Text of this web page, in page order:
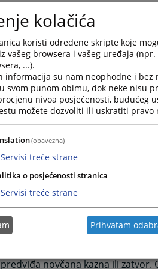
ovih uvjerenja i potvrda
sudskoj taksi.
molbe može se dobiti na šalteru
molbe za potvrde i uvjerenja
gdje se i podižu.
o nevođenju prekršajnog
dokazujete da proti Vas
postupka od strane
Zahtjeva za izdavanje uvjerenja
suda u Foči.
o zabrani obavljanja djelatnosti
dokazujete da proti Vas
određene djelatnosti.Obrazac
na Informacionom pultu u zgradi
o nevođenju krivičnog
dokazujete da protiv
snagu, a ni izrečena
novčana kazna ili zatvor.
kolačića
koristi određene skripte koje
vašeg browsera i vašeg uređaja
...).
informacija su nam neophodne i
svom punom obimu, dok neke nisu
nivoa posjećenosti, budućeg
možete dozvoliti ili uskratiti
(obavezna)
Servisi treće strane
o posjećenosti stranica
Servisi treće strane
Prihvatam